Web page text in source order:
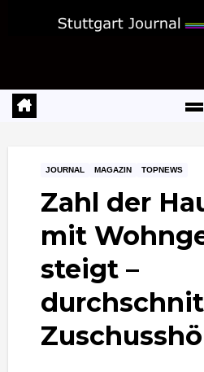
JOURNAL MAGAZIN TOPNEWS
Zahl der
mit
steigt –